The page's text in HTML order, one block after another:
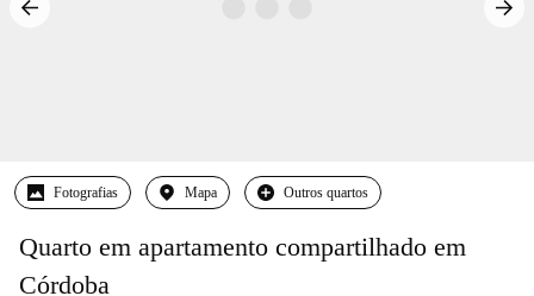
Fotografias Mapa Outros quartos
Quarto em apartamento compartilhado em
Córdoba